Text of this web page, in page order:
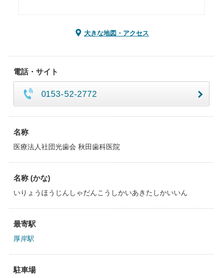
大きな地図・アクセス
電話・サイト
0153-52-2772
名称
医療法人社団光歯会 秋田歯科医院
名称 (かな)
いりょうほうじんしゃだんこうしかいあきたしかいいん
最寄駅
厚岸駅
駐車場